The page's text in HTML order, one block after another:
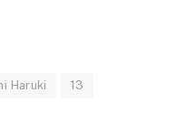
Haruki 13